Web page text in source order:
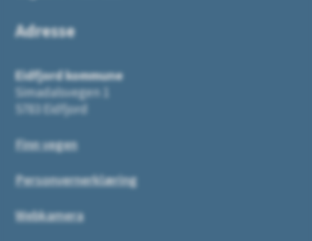
Adresse
Eidfjord kommune
Simadalsvegen 1
5783 Eidfjord
Finn vegen
Personvernerklæring
Webkamera